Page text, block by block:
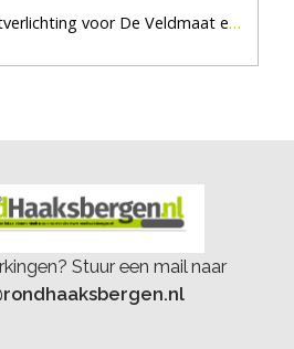
voor De Veldmaat en De Pas
Stuur een mail naar